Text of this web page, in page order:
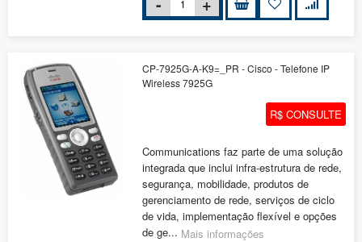
CP-7925G-A-K9=_PR - Cisco - Telefone IP
Wireless 7925G
R$ CONSULTE
Communications faz parte de uma solução
integrada que inclui infra-estrutura de rede,
segurança, mobilidade, produtos de
gerenciamento de rede, serviços de ciclo
de vida, implementação flexível e opções
de ge... Mais informações